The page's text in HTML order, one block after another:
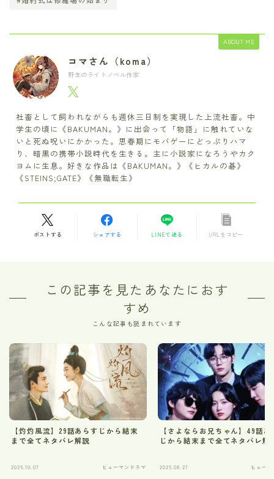
ABOUT ME
コマさん（koma）
野生のライトノベル作家
社畜として飼われながらも週休三日制を実現した上流社畜。中
学生の頃に《BAKUMAN。》に出会って「物語」に触れていな
いと死ぬ呪いにかかった。思春期にモバゲーにどっぷりハマ
り、暗黒の携帯小説時代を生きる。主に小説家になろうやカク
ヨムに生息。好きな作品は《BAKUMAN。》《ヒカルの碁》
《STEINS;GATE》《無職転生》
ポストする シェアする LINEで送る URLをコピー
この記事を見たあなたにおす
すめ
こんな記事も読まれています
【灼灼風流】29話あらすじから結末
まで全てネタバレ解説
2025.10.07 ヒューマンドラマ
【さよならお兄ちゃん】49話あ
じから結末まで全てネタバレ解
2025.08.27 ヒュー